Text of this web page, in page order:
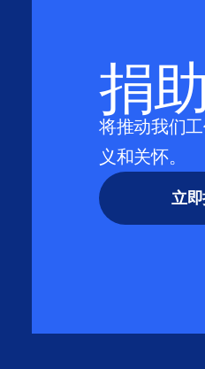
捐
将推动我们
义和关怀。
立